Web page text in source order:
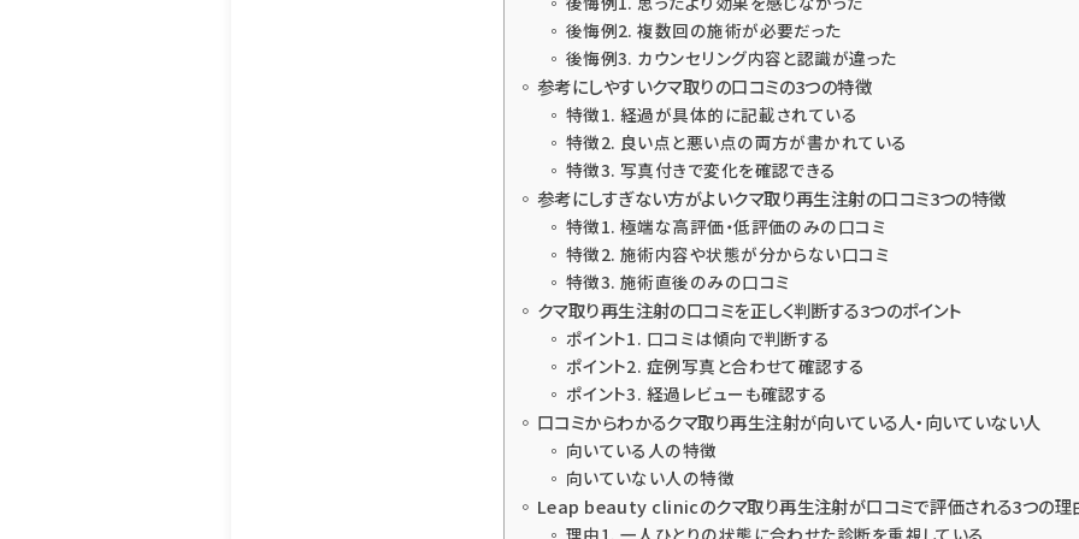
後悔例2. 複数回の施術が必要だった
後悔例3. カウンセリング内容と認識が違った
参考にしやすいクマ取りの口コミの3つの特徴
特徴1. 経過が具体的に記載されている
特徴2. 良い点と悪い点の両方が書かれている
特徴3. 写真付きで変化を確認できる
参考にしすぎない方がよいクマ取り再生注射の口コミ3つの特徴
特徴1. 極端な高評価・低評価のみの口コミ
特徴2. 施術内容や状態が分からない口コミ
特徴3. 施術直後のみの口コミ
クマ取り再生注射の口コミを正しく判断する3つのポイント
ポイント1. 口コミは傾向で判断する
ポイント2. 症例写真と合わせて確認する
ポイント3. 経過レビューも確認する
口コミからわかるクマ取り再生注射が向いている人・向いていない人
向いている人の特徴
向いていない人の特徴
Leap beauty clinicのクマ取り再生注射が口コミで評価される3つの理